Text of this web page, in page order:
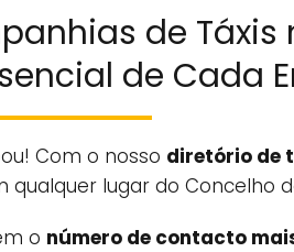
de Táxis
de Cada
Com o nosso diretório de
lugar do Concelho
o número de contacto